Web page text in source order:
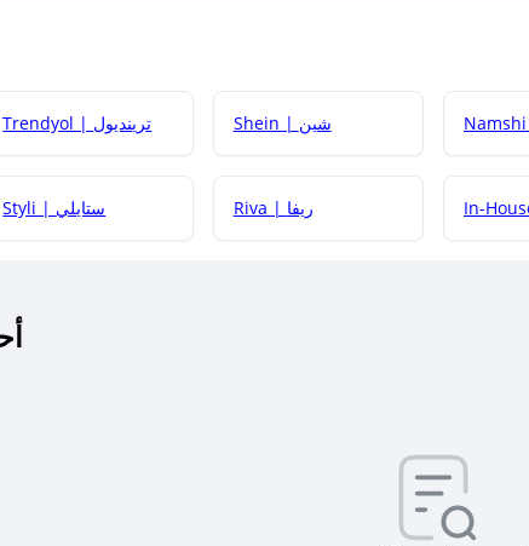
Trendyol | ترينديول Shein | شين
Styli | ستايلي Riva | ريفا